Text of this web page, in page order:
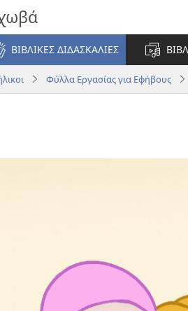
ΒΙΒΛΙΚΕΣ ΔΙΔΑΣΚΑΛΙΕΣ
Φύλλα Εργασίας για Εφήβους